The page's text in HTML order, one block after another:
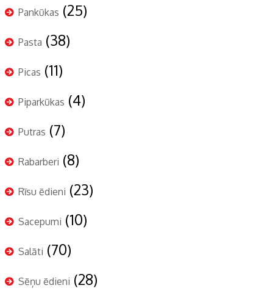
Pankūkas (25)
Pasta (38)
Picas (11)
Piparkūkas (4)
Putras (7)
Rabarberi (8)
Rīsu ēdieni (23)
Sacepumi (10)
Salāti (70)
Sēņu ēdieni (28)